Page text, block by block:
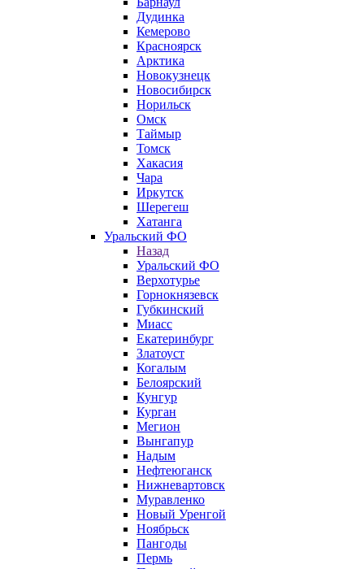
Дудинка
Кемерово
Красноярск
Арктика
Новокузнецк
Новосибирск
Норильск
Омск
Таймыр
Томск
Хакасия
Чара
Иркутск
Шерегеш
Хатанга
Уральский ФО
Назад
Уральский ФО
Верхотурье
Горнокнязевск
Губкинский
Миасс
Екатеринбург
Златоуст
Когалым
Белоярский
Кунгур
Курган
Мегион
Вынгапур
Надым
Нефтеюганск
Нижневартовск
Муравленко
Новый Уренгой
Ноябрьск
Пангоды
Пермь